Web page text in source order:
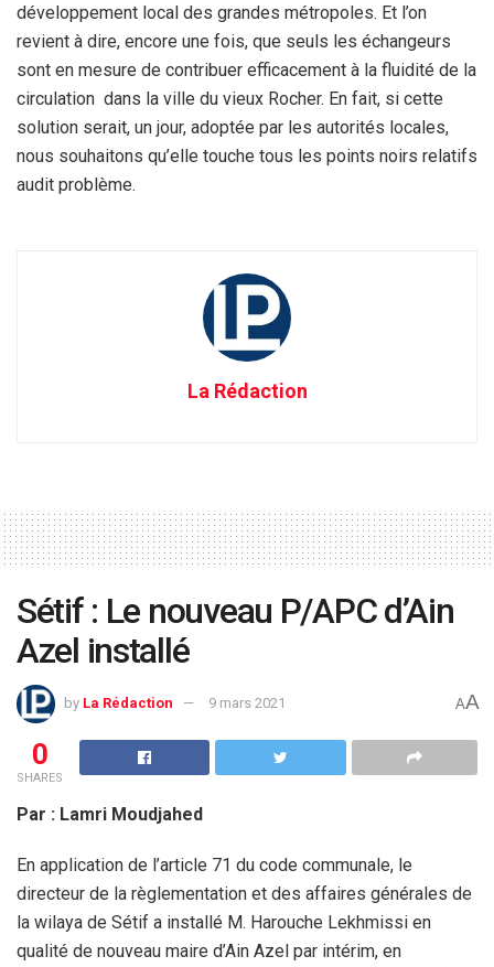
développement local des grandes métropoles. Et l’on
revient à dire, encore une fois, que seuls les échangeurs
sont en mesure de contribuer efficacement à la fluidité de la
circulation dans la ville du vieux Rocher. En fait, si cette
solution serait, un jour, adoptée par les autorités locales,
nous souhaitons qu’elle touche tous les points noirs relatifs
audit problème.
La Rédaction
Sétif : Le nouveau P/APC d’Ain
Azel installé
by La Rédaction 9 mars 2021 AA
0
SHARES
Par : Lamri Moudjahed
En application de l’article 71 du code communale, le
directeur de la règlementation et des affaires générales de
la wilaya de Sétif a installé M. Harouche Lekhmissi en
qualité de nouveau maire d’Ain Azel par intérim, en